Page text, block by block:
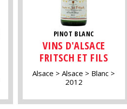
PINOT BLANC
VINS D'ALSACE
FRITSCH ET FILS
Alsace Alsace
Blanc
2012